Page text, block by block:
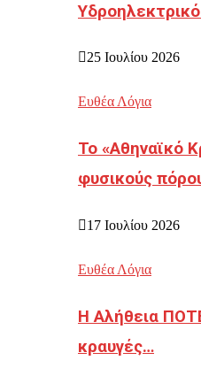
25 Ιουλίου 2026
Ευθέα Λόγια
Το «Αθηναϊκό
φυσικούς
17 Ιουλίου 2026
Ευθέα Λόγια
Η Αλήθεια
κραυγές…